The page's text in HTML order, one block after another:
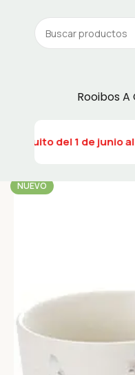
Rooibos
gratuito del 1 de junio al
NUEVO